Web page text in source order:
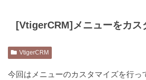
[VtigerCRM]メニューをカス
VtigerCRM
今回はメニューのカスタマイズを行っ